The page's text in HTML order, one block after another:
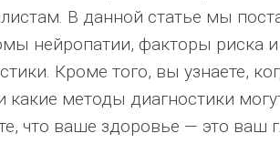
В данной статье мы
нейропатии, факторы риска
Кроме того, вы узнаете,
какие методы диагностики
что ваше здоровье — это ваш